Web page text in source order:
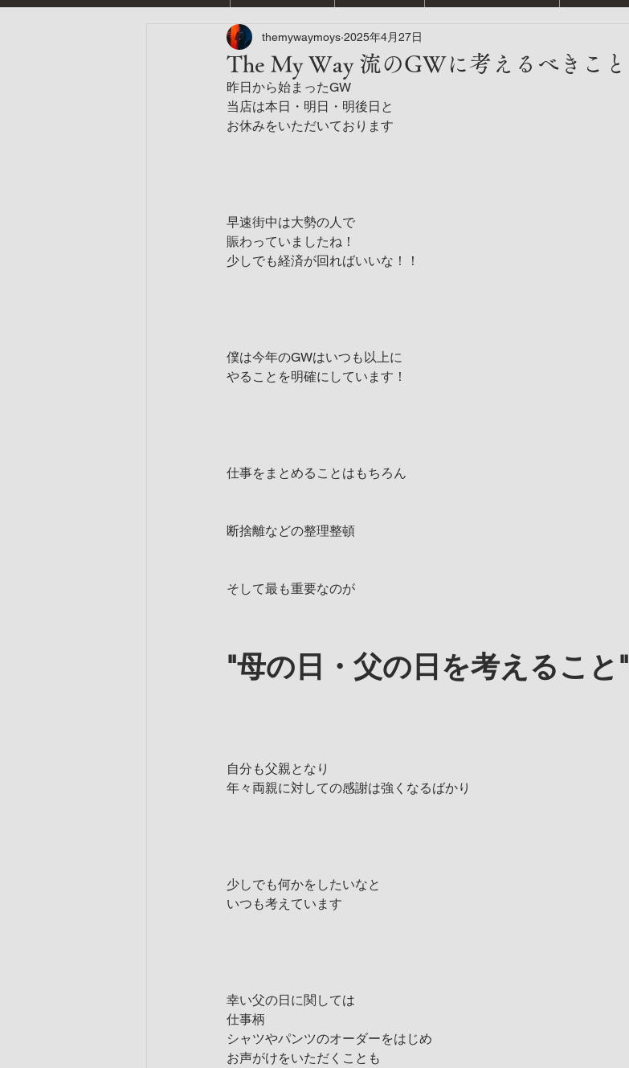
The My Way 流のGWに考えるべきこと
themywaymoys 2025年4月27日
昨日から始まったGW
当店は本日・明日・明後日と
お休みをいただいております
早速街中は大勢の人で
賑わっていましたね！
少しでも経済が回ればいいな！！
僕は今年のGWはいつも以上に
やることを明確にしています！
仕事をまとめることはもちろん
断捨離などの整理整頓
そして最も重要なのが
"母の日・父の日を考えること"
自分も父親となり
年々両親に対しての感謝は強くなるばかり
少しでも何かをしたいなと
いつも考えています
幸い父の日に関しては
仕事柄
シャツやパンツのオーダーをはじめ
お声がけをいただくことも